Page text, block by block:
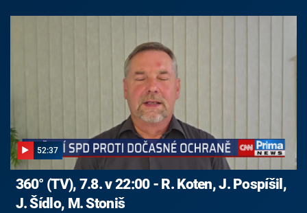
52:37
360° (TV), 7.8. v 22:00 - R. Koten, J. Pospíšil,
J. Šídlo, M. Stoniš